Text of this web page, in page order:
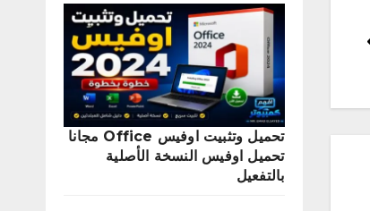
تحميل وتثبيت اوفيس Office مجانا
تحميل اوفيس النسخة الأصلية
بالتفعيل